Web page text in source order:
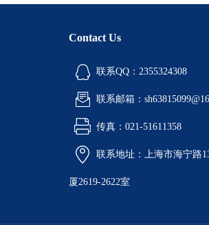
Contact Us
联系QQ：2355324308
联系邮箱：
传真：021-51611358
联系地址：上海市海宁路
厦2619-2622室